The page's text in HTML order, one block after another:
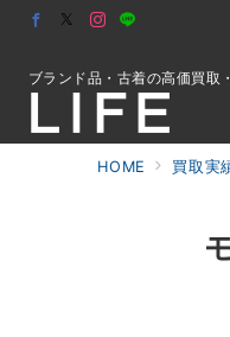
ブランド品・古着の高価買取
HOME 買取実